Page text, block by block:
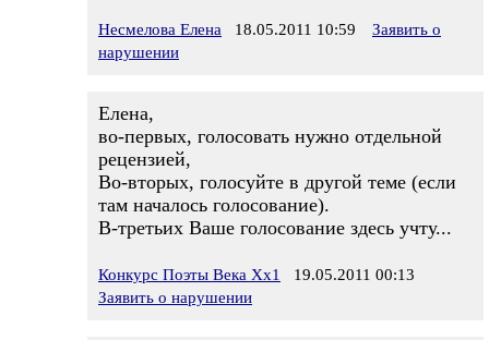
Несмелова Елена 18.05.2011 10:59
Заявить о
нарушении
Елена,
во-первых, голосовать нужно отдельной
рецензией,
Во-вторых, голосуйте в другой теме (если
там началось голосование).
В-третьих Ваше голосование здесь учту...
Конкурс Поэты Века Хх1
19.05.2011 00:13
Заявить о нарушении